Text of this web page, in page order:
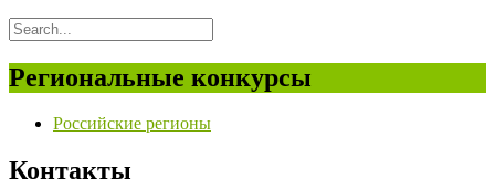
Региональные конкурсы
Российские регионы
Контакты